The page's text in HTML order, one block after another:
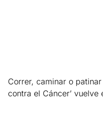
Correr, caminar o
contra el Cáncer’ vuelve